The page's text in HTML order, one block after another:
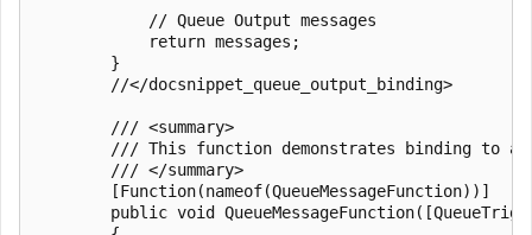
            // Queue Output messages
            return messages;
        }
        //</docsnippet_queue_output_binding>
        /// <summary>
/// This function demonstrates binding to a
        /// </summary>
        [Function(nameof(QueueMessageFunction))]
public void